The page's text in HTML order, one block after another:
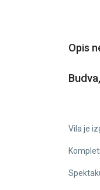
Opis
Vila je